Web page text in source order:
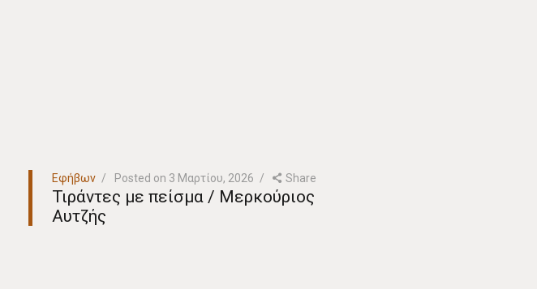
Εφήβων Posted on 3 Μαρτίου, 2026 Share
Τιράντες με πείσμα / Μερκούριος
Αυτζής